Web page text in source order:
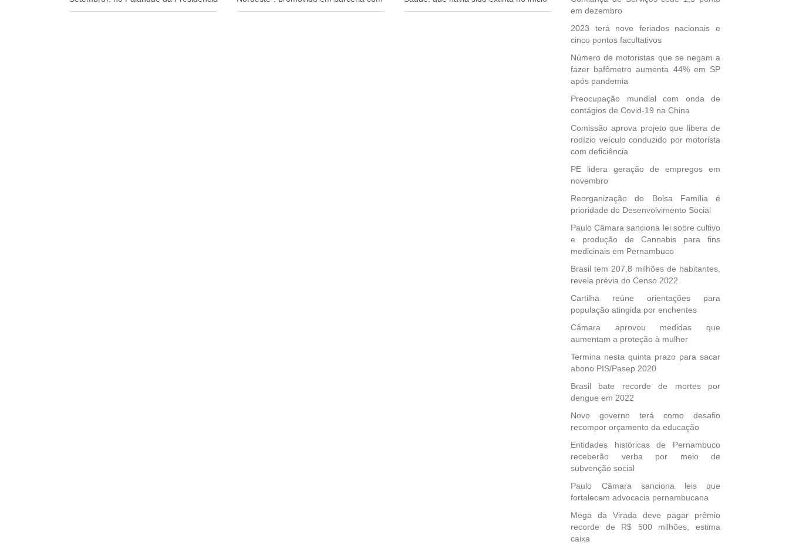
da República, onde foram abraçados
o Consórcio Nordeste. Na pauta do
do terceiro governo do
em dezembro
2023 terá nove feriados nacionais e
cinco pontos facultativos
Número de motoristas que se negam a
fazer bafômetro aumenta 44% em SP
após pandemia
Preocupação mundial com onda de
contágios de Covid-19 na China
Comissão aprova projeto que libera de
rodízio veículo conduzido por motorista
com deficiência
PE lidera geração de empregos em
novembro
Reorganização do Bolsa Família é
prioridade do Desenvolvimento Social
Paulo Câmara sanciona lei sobre cultivo
e produção de Cannabis para fins
medicinais em Pernambuco
Brasil tem 207,8 milhões de habitantes,
revela prévia do Censo 2022
Cartilha reúne orientações para
população atingida por enchentes
Câmara aprovou medidas que
aumentam a proteção à mulher
Termina nesta quinta prazo para sacar
abono PIS/Pasep 2020
Brasil bate recorde de mortes por
dengue em 2022
Novo governo terá como desafio
recompor orçamento da educação
Entidades históricas de Pernambuco
receberão verba por meio de
subvenção social
Paulo Câmara sanciona leis que
fortalecem advocacia pernambucana
Mega da Virada deve pagar prêmio
recorde de R$ 500 milhões, estima
caixa